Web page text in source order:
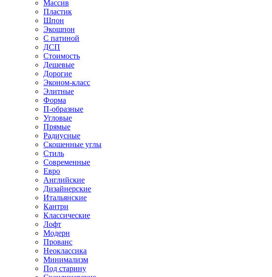
Массив
Пластик
Шпон
Экошпон
С патиной
ДСП
Стоимость
Дешевые
Дорогие
Эконом-класс
Элитные
Форма
П-образные
Угловые
Прямые
Радиусные
Скошенные углы
Стиль
Современные
Евро
Английские
Дизайнерские
Итальянские
Кантри
Классические
Лофт
Модерн
Прованс
Неоклассика
Минимализм
Под старину